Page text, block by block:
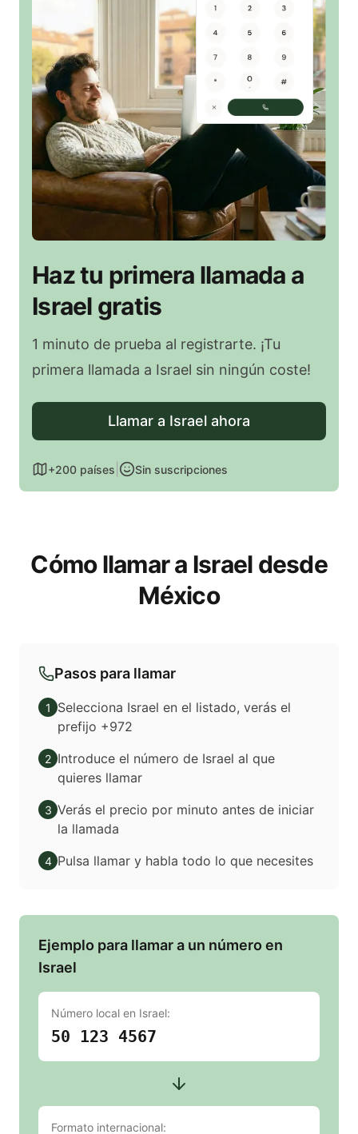
Haz tu primera llamada a
Israel gratis
1 minuto de prueba al registrarte. ¡Tu
primera llamada a Israel sin ningún coste!
Llamar a Israel ahora
+200 países Sin suscripciones
Cómo llamar a Israel desde
México
Pasos para llamar
1
Selecciona Israel en el listado, verás el
prefijo +972
2 Introduce el número de Israel al que
quieres llamar
3 Verás el precio por minuto antes de iniciar
la llamada
4 Pulsa llamar y habla todo lo que necesites
Ejemplo para llamar a un número en
Israel
Número local en Israel:
50 123 4567
Formato internacional: